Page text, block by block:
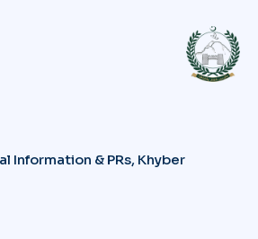
Information & PRs, Khyber